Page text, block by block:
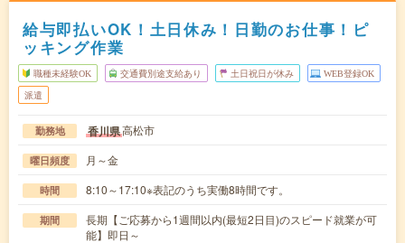
給与即払いOK！土日休み！日勤のお仕事！ピ
ッキング作業
職種未経験OK 交通費別途支給あり 土日祝日が休み WEB登録OK
派遣
勤務地 香川県高松市
曜日頻度 月～金
時間 8:10～17:10※表記のうち実働8時間です。
期間
長期【ご応募から1週間以内(最短2日目)のスピード就業が可
能】即日～